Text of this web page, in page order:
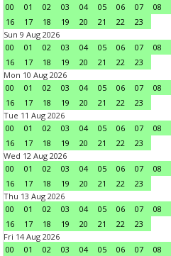
00
01 02 03 04 05 06 07 08
16
17 18 19 20 21 22
23
Sun 9 Aug 2026
00
01 02 03 04 05 06 07 08
16
17 18 19 20 21 22
23
Mon 10 Aug 2026
00
01 02 03 04 05 06 07 08
16
17 18 19 20 21 22
23
Tue 11 Aug 2026
00
01 02 03 04 05 06 07 08
16
17 18 19 20 21 22
23
Wed 12 Aug 2026
00
01 02 03 04 05 06 07 08
16
17 18 19 20 21 22
23
Thu 13 Aug 2026
00
01 02 03 04 05 06 07 08
16
17 18 19 20 21 22
23
Fri 14 Aug 2026
00
01 02 03 04 05 06 07 08